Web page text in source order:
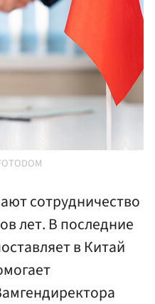
сотрудничество
лет. В последние
в Китай